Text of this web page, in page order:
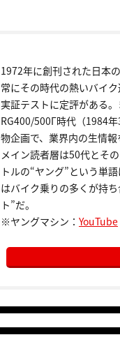
1972年に創刊された日本
常にその時代の熱いバイ
実証テストに定評がある
RG400/500Γ時代（1984
物企画で、業界内の生情報
メイン読者層は50代とそ
トルの“ヤング”という単
はバイク乗りの多くが持
ト”だ。
※ヤングマシン： YouTube